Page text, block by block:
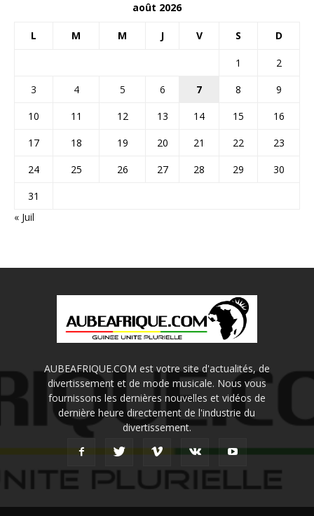
août 2026
L M M J V S D
1
2
3
4 5 6 7 8
9
10
11 12 13 14 15
16
17
18 19 20 21 22
23
24
25 26 27 28 29
30
31
« Juil
AUBEAFRIQUE.COM est votre site d'actualités, de
divertissement et de mode musicale. Nous vous
fournissons les dernières nouvelles et vidéos de
dernière heure directement de l'industrie du
divertissement.